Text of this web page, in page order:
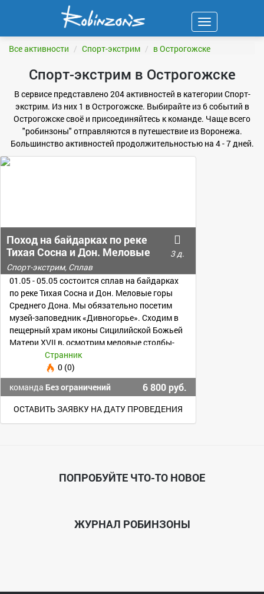
Навигация
Все активности Спорт-экстрим в Острогожске
Спорт-экстрим в Острогожске
В сервисе представлено 204 активностей в категории Спорт-
экстрим. Из них 1 в Острогожске. Выбирайте из 6 событий в
Острогожске своё и присоединяйтесь к команде. Чаще всего
"робинзоны" отправляются в путешествие из Воронежа.
Большинство активностей продолжительностью на 4 - 7 дней.
Поход на байдарках по реке
Тихая Сосна и Дон. Меловые
горы Среднего Дона
3 д.
Спорт-экстрим, Сплав
01.05 - 05.05 состоится сплав на байдарках
по реке Тихая Сосна и Дон. Меловые горы
Среднего Дона. Мы обязательно посетим
музей-заповедник «Дивногорье». Сходим в
пещерный храм иконы Сицилийской Божьей
Матери ХVII в, осмотрим меловые столбы-
Странник
0 (0)
команда Без ограничений 6 800 руб.
ОСТАВИТЬ ЗАЯВКУ НА ДАТУ ПРОВЕДЕНИЯ
ПОПРОБУЙТЕ ЧТО-ТО НОВОЕ
ЖУРНАЛ РОБИНЗОНЫ